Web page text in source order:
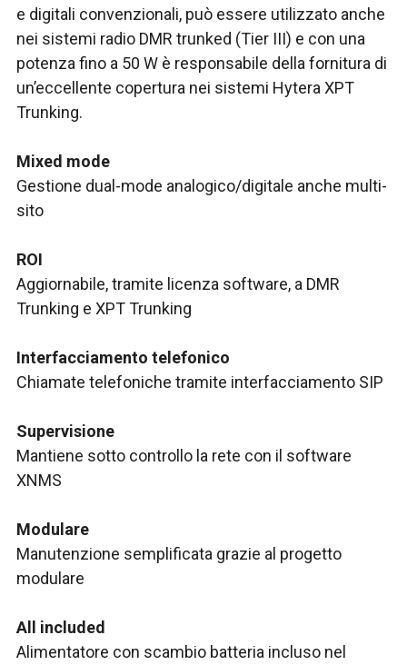
e digitali convenzionali, può essere utilizzato anche
nei sistemi radio DMR trunked (Tier III) e con una
potenza fino a 50 W è responsabile della fornitura di
un’eccellente copertura nei sistemi Hytera XPT
Trunking.
Mixed mode
Gestione dual-mode analogico/digitale anche multi-
sito
ROI
Aggiornabile, tramite licenza software, a DMR
Trunking e XPT Trunking
Interfacciamento telefonico
Chiamate telefoniche tramite interfacciamento SIP
Supervisione
Mantiene sotto controllo la rete con il software
XNMS
Modulare
Manutenzione semplificata grazie al progetto
modulare
All included
Alimentatore con scambio batteria incluso nel